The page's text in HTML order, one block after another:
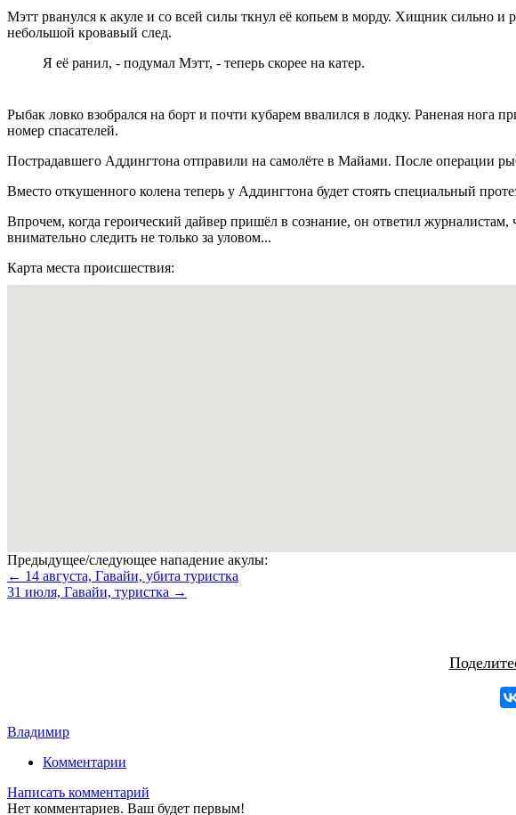
Мэтт рванулся к акуле и со всей силы ткнул её копьем в морду. Хищник сильно и
небольшой кровавый след.
Я её ранил, - подумал Мэтт, - теперь скорее на катер.
Рыбак ловко взобрался на борт и почти кубарем ввалился в лодку. Раненая нога
номер спасателей.
Пострадавшего Аддингтона отправили на самолёте в Майами. После операции
Вместо откушенного колена теперь у Аддингтона будет стоять специальный
Впрочем, когда героический дайвер пришёл в сознание, он ответил
внимательно следить не только за уловом...
Карта места происшествия:
Предыдущее/следующее нападение акулы:
← 14 августа, Гавайи, убита туристка
31 июля, Гавайи, туристка →
Владимир
Комментарии
Написать комментарий
Нет комментариев. Ваш будет первым!